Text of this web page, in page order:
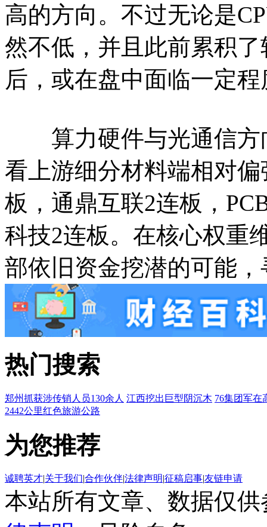
高的方向。不过无论是
然不低，并且此前累积
后，或在盘中面临一定
算力硬件与光通信方
看上游细分材料端相对
板，通鼎互联2连板，
科技2连板。在核心权重
部依旧资金挖潜的可能
热门搜索
郑州抓获涉传销人员130余人 江西挖出巨型阴沉木 76集团军在
2442公里红色旅游公路
为您推荐
诚聘英才|关于我们|合作伙伴|法律声明|征稿启事|友链申请
本站所有文章、数据仅